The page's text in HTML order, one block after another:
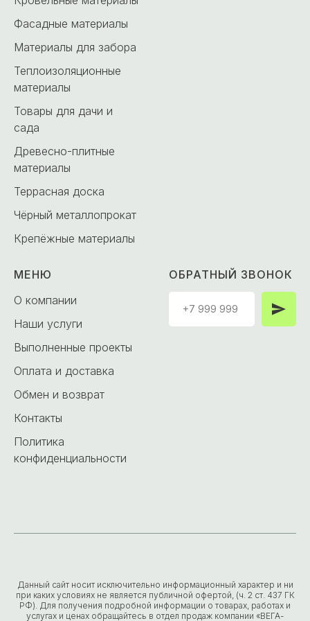
Фасадные материалы
Материалы для забора
Теплоизоляционные
материалы
Товары для дачи и
сада
Древесно-плитные
материалы
Террасная доска
Чёрный металлопрокат
Крепёжные материалы
МЕНЮ
О компании
Наши услуги
Выполненные проекты
Оплата и доставка
Обмен и возврат
Контакты
Политика
конфиденциальности
ОБРАТНЫЙ ЗВОНОК
Данный сайт носит исключительно информационный характер и ни
при каких условиях не является публичной офертой, (ч. 2 ст. 437 ГК
РФ). Для получения подробной информации о товарах, работах и
услугах и ценах обращайтесь в отдел продаж компании «ВЕГА-